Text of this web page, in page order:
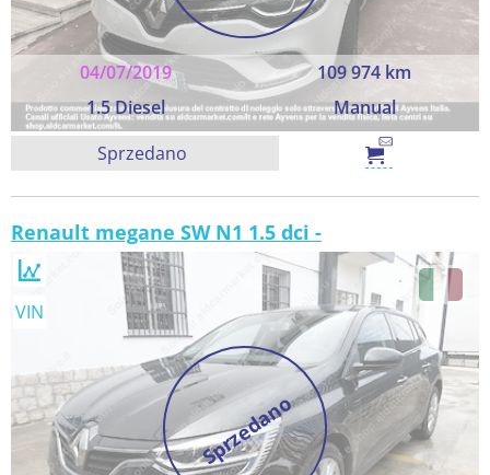
04/07/2019
109 974 km
1.5 Diesel
Manual
Sprzedano
Renault megane SW N1 1.5 dci -
Sprzedano
VIN